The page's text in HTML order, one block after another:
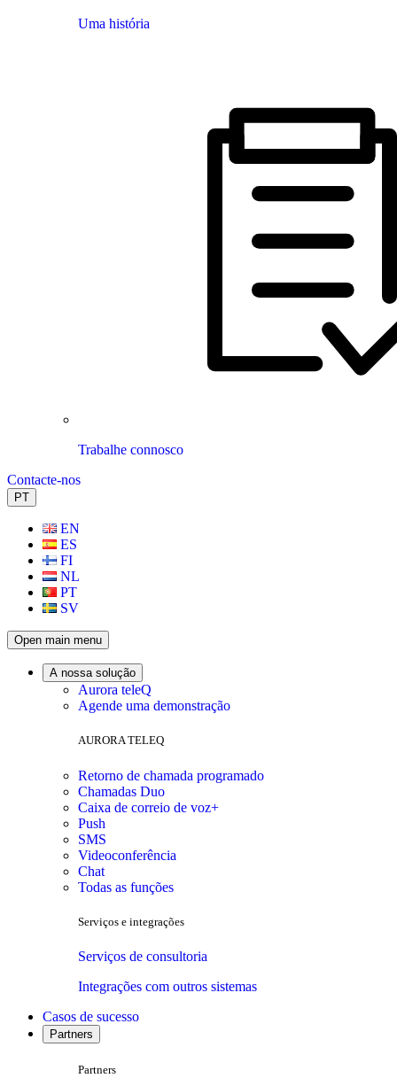
Uma história
Trabalhe connosco
Contacte-nos
PT
EN
ES
FI
NL
PT
SV
Open main menu
A nossa solução
Aurora teleQ
Agende uma demonstração
AURORA TELEQ
Retorno de chamada programado
Chamadas Duo
Caixa de correio de voz+
Push
SMS
Videoconferência
Chat
Todas as funções
Serviços e integrações
Serviços de consultoria
Integrações com outros sistemas
Casos de sucesso
Partners
Partners